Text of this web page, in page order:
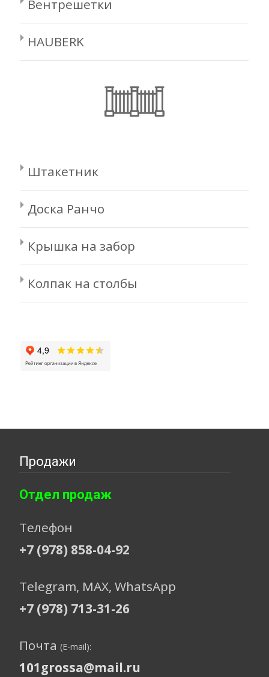
Вентрешетки
HAUBERK
Штакетник
Доска Ранчо
Крышка на забор
Колпак на столбы
Продажи
Отдел продаж
Телефон
+7 (978) 858-04-92
Telegram, МАХ, WhatsApp
+7 (978) 713-31-26
Почта (E-mail):
101grossa@mail.ru